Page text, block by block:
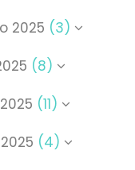
2025 (3)
(8)
(11)
(4)